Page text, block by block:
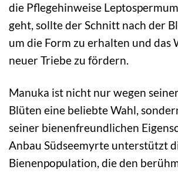
die Pflegehinweise
geht, sollte der Schnitt nach der
um die Form zu erhalten und das
neuer Triebe zu fördern.
Manuka ist nicht nur wegen
Blüten eine beliebte Wahl,
seiner bienenfreundlichen
Anbau Südseemyrte unterstützt
Bienenpopulation, die den